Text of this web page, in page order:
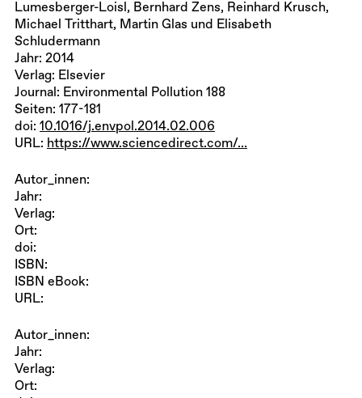
Lumesberger-Loisl, Bernhard Zens, Reinhard Krusch,
Michael Tritthart, Martin Glas und Elisabeth
Schludermann
Jahr: 2014
Verlag: Elsevier
Journal: Environmental Pollution 188
Seiten: 177-181
doi: 10.1016/j.envpol.2014.02.006
URL: https://www.sciencedirect.com/...
Autor_innen:
Jahr:
Verlag:
Ort:
doi:
ISBN:
ISBN eBook:
URL:
Autor_innen:
Jahr:
Verlag:
Ort: